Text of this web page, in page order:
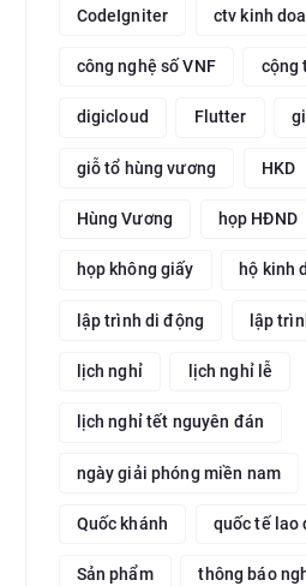
CodeIgniter ctv kinh
công nghệ số VNF cộng
digicloud Flutter
giỗ tổ hùng vương HKD
Hùng Vương họp HĐND
họp không giấy hộ kinh
lập trình di động lập
lịch nghỉ lịch nghỉ lễ
lịch nghỉ tết nguyên đán
ngày giải phóng miền nam
Quốc khánh quốc tế lao
Sản phẩm thông báo